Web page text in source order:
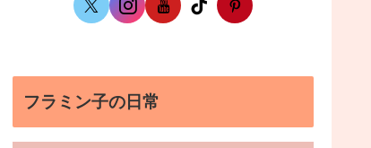
フラミン子の日常